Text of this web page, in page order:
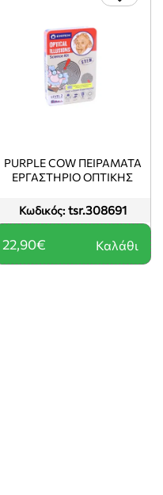
Κωδικός: tsr.308691
PURPLE COW ΠΕΙΡΆΜΑΤΑ
ΕΡΓΑΣΤΉΡΙΟ ΟΠΤΙΚΉΣ
22,90€ Καλάθι